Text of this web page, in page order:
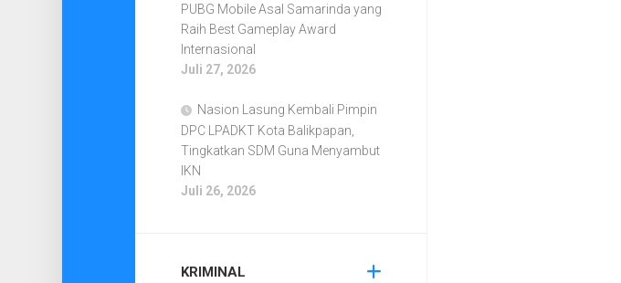
PUBG Mobile Asal Samarinda yang
Raih Best Gameplay Award
Internasional
Juli 27, 2026
Nasion Lasung Kembali Pimpin
DPC LPADKT Kota Balikpapan,
Tingkatkan SDM Guna Menyambut
IKN
Juli 26, 2026
KRIMINAL